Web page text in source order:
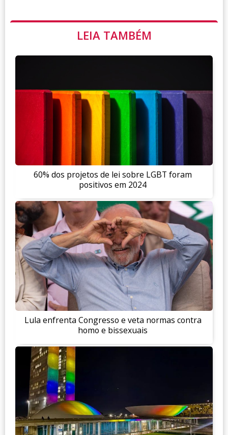
LEIA TAMBÉM
60% dos projetos de lei sobre LGBT foram
positivos em 2024
Lula enfrenta Congresso e veta normas contra
homo e bissexuais